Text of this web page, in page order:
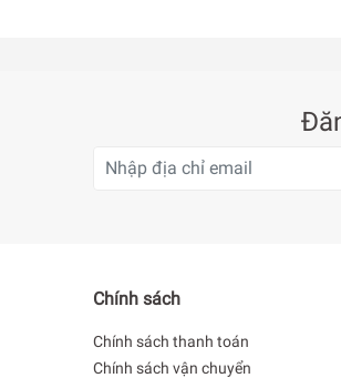
Chính sách
Chính sách thanh toán
Chính sách vận chuyển